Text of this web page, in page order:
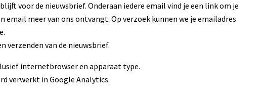
voor de nieuwsbrief. Onderaan iedere email vind je een link om je
email meer van ons ontvangt. Op verzoek kunnen we je emailadres
verzenden van de nieuwsbrief.
internetbrowser en apparaat type.
verwerkt in Google Analytics.